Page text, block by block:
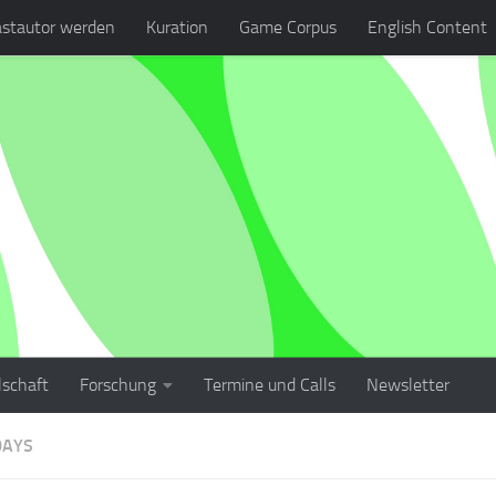
werden Kuration Game Corpus English Content
Forschung Termine und Calls Newsletter